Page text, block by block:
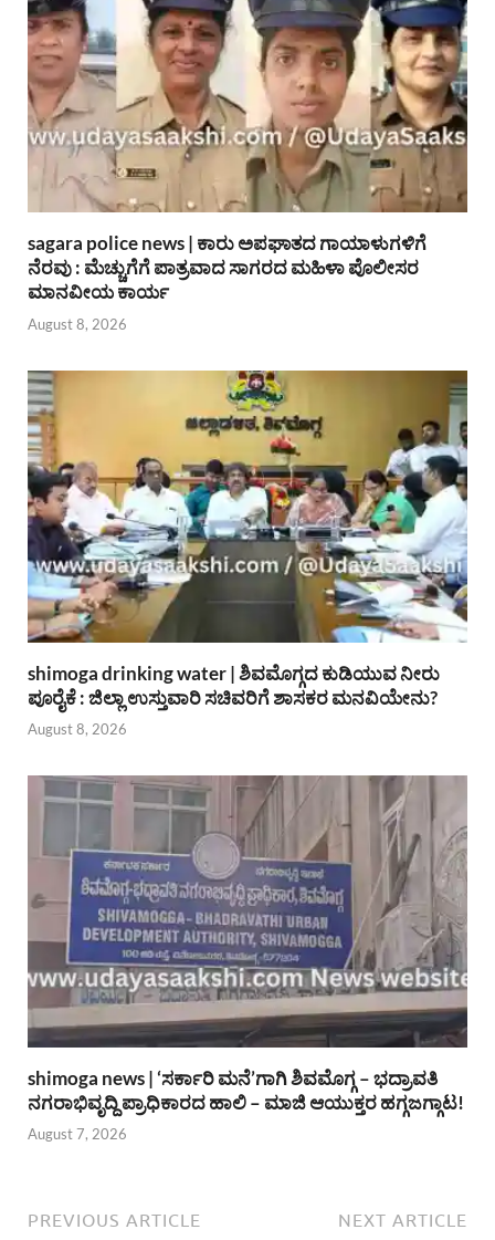
sagara police news | ಕಾರು ಅಪಘಾತದ ಗಾಯಾಳುಗಳಿಗೆ
ನೆರವು : ಮೆಚ್ಚುಗೆಗೆ ಪಾತ್ರವಾದ ಸಾಗರದ ಮಹಿಳಾ ಪೊಲೀಸರ
ಮಾನವೀಯ ಕಾರ್ಯ
August 8, 2026
shimoga drinking water | ಶಿವಮೊಗ್ಗದ ಕುಡಿಯುವ ನೀರು
ಪೂರೈಕೆ : ಜಿಲ್ಲಾ ಉಸ್ತುವಾರಿ ಸಚಿವರಿಗೆ ಶಾಸಕರ ಮನವಿಯೇನು?
August 8, 2026
shimoga news | ‘ಸರ್ಕಾರಿ ಮನೆ’ಗಾಗಿ ಶಿವಮೊಗ್ಗ – ಭದ್ರಾವತಿ
ನಗರಾಭಿವೃದ್ದಿ ಪ್ರಾಧಿಕಾರದ ಹಾಲಿ – ಮಾಜಿ ಆಯುಕ್ತರ ಹಗ್ಗಜಗ್ಗಾಟ!
August 7, 2026
PREVIOUS ARTICLE NEXT ARTICLE